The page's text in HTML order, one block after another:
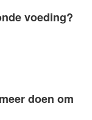
voeding?
doen om